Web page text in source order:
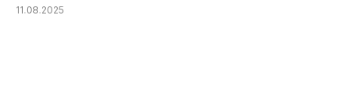
11.08.2025